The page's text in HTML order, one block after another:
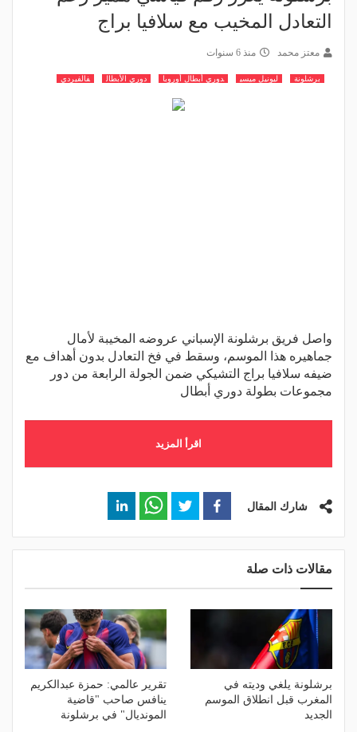
التعادل المخيب مع سلافيا براج
معتز محمد منذ 6 سنوات
برشلونة ليونيل ميسي دوري أبطال أوروبا دوري الأبطال فالفيردي
واصل فريق برشلونة الإسباني عروضه المخيبة لأمال
جماهيره هذا الموسم، وسقط في فخ التعادل بدون أهداف مع
ضيفه سلافيا براج التشيكي ضمن الجولة الرابعة من دور
مجموعات بطولة دوري أبطال
اقرأ المزيد
شارك المقال
مقالات ذات صلة
برشلونة يلغي وديته في
المغرب قبل انطلاق الموسم
الجديد
تقرير عالمي: حمزة عبدالكريم
ينافس صاحب "قاضية
المونديال" في برشلونة